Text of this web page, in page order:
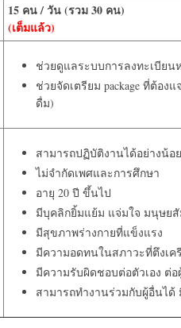
15 คน/วัน(รวม30 คน)
(เต็มแล้ว)
ช่วยดูแลระบบการลงทะเบียน
ช่วยจัดเตรียม package ที่ต้อง
ดื่ม)
สามารถปฏิบัติงานได้อย่างน้อ
ไม่จำกัดเพศและการศึกษา
อายุ 20 ปี ขึ้นไป
มีบุคลิกยิ้มแย้ม แจ่มใจ มนุษย
มีสุขภาพร่างกายที่แข็งแรง
มีความอดทนในสภาวะที่ตึงเค
มีความรับผิดชอบต่อตัวเอง ต่
สามารถทำงานร่วมกับผู้อื่นไ